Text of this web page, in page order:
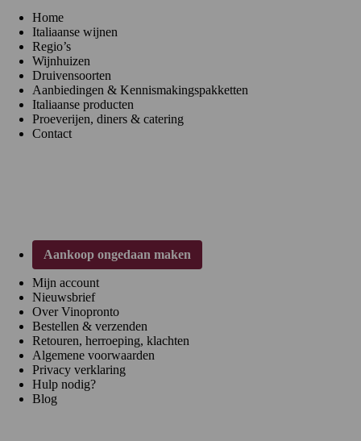
Home
Italiaanse wijnen
Regio’s
Wijnhuizen
Druivensoorten
Aanbiedingen & Kennismakingspakketten
Italiaanse producten
Proeverijen, diners & catering
Contact
Aankoop ongedaan maken
Mijn account
Nieuwsbrief
Over Vinopronto
Bestellen & verzenden
Retouren, herroeping, klachten
Algemene voorwaarden
Privacy verklaring
Hulp nodig?
Blog